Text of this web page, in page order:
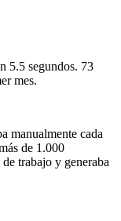
5.5 segundos. 73
mes.
manualmente cada
de 1.000
trabajo y generaba